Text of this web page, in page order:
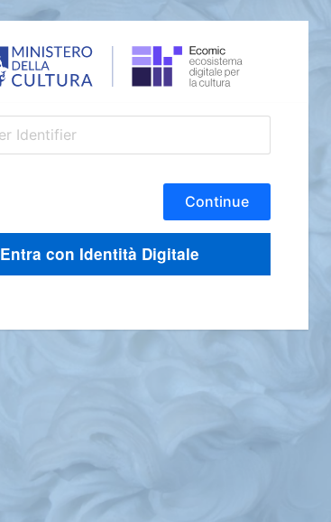
Continue
Entra con Identità Digitale